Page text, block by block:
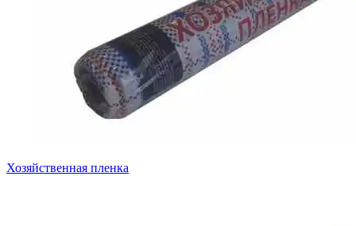
Хозяйственная пленка